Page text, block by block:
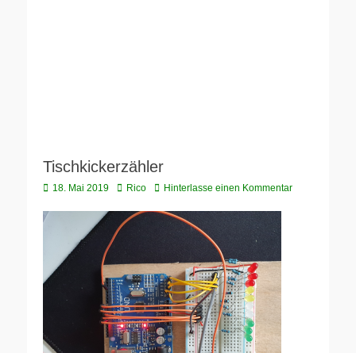
Tischkickerzähler
Veröffentlicht
18. Mai 2019 Autor
Rico Hinterlasse einen Kommentar